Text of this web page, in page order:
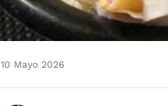
10 Mayo 2026